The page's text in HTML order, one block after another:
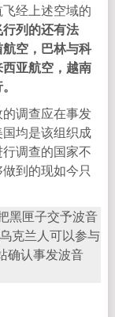
经上述空域的
列的还有法
空，巴林与科
亚航空，越南
调查应在事发
均是该组织成
调查的国家不
到的现如今只
黑匣子交予波音
克兰人可以参与
确认事发波音